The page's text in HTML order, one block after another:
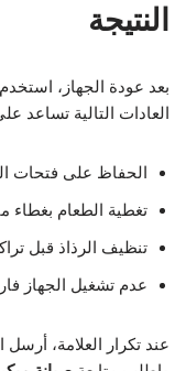
النتيجة
بعد عودة الجهاز،
العادات التالية تساعد
الحفاظ على فتحات
تغطية الطعام بغطاء
تنظيف الرذاذ قبل
عدم تشغيل الجهاز
عند تكرار العلامة،